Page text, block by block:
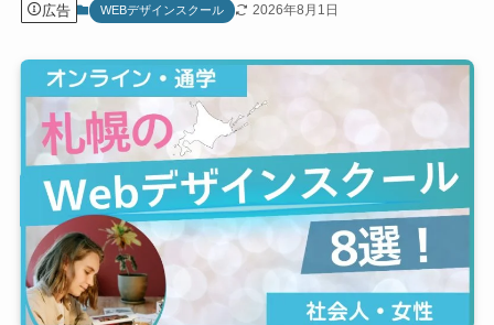
広告 WEBデザインスクール 2026年8月1日